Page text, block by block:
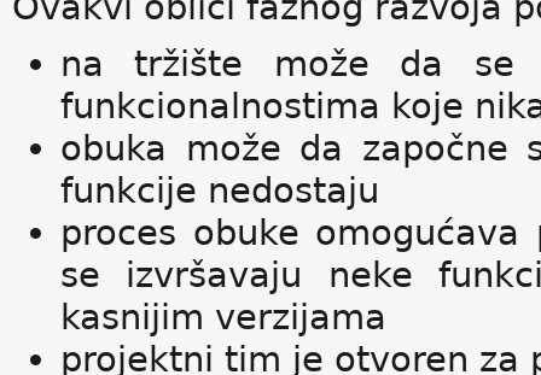
na tržište može da
funkcionalnostima koje
obuka može da započne
funkcije nedostaju
proces obuke
se izvršavaju neke
kasnijim verzijama
projektni tim je otvoren za